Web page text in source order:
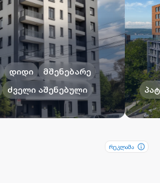
დიდი
მშენებარე
ძველი აშენებული
რეკლამა